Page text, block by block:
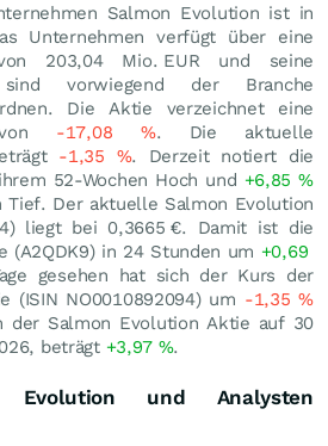
Salmon Evolution ist in
Unternehmen verfügt über eine
203,04 Mio. EUR und seine
sind vorwiegend der Branche
Die Aktie verzeichnet eine
von -17,08 %. Die aktuelle
-1,35 %. Derzeit notiert die
52-Wochen Hoch und +6,85%
Tief. Der aktuelle Salmon Evolution
liegt bei 0,3665 €. Damit ist die
(A2QDK9) in 24 Stunden um +0,69
gesehen hat sich der Kurs der
(ISIN NO0010892094) um -1,35%
der Salmon Evolution Aktie auf 30
beträgt +3,97 %.
Evolution und Analysten